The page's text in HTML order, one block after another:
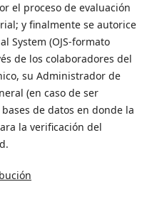
el proceso de evaluación
y finalmente se autorice
System (OJS-formato
de los colaboradores del
su Administrador de
(en caso de ser
de datos en donde la
la verificación del